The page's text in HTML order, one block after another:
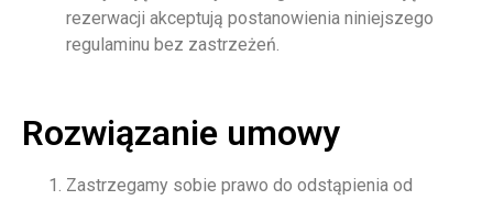
rezerwacji akceptują postanowienia niniejszego
regulaminu bez zastrzeżeń.
Rozwiązanie umowy
Zastrzegamy sobie prawo do odstąpienia od